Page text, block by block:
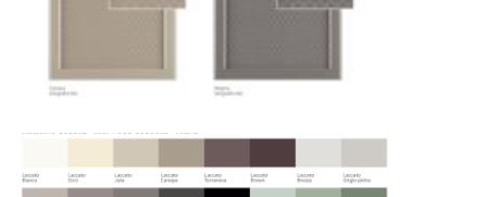
предмет повреждений и дефектов при
Сроки доставки
Стандартная доставка по
от удалённости объекта и варьируются от 5 до